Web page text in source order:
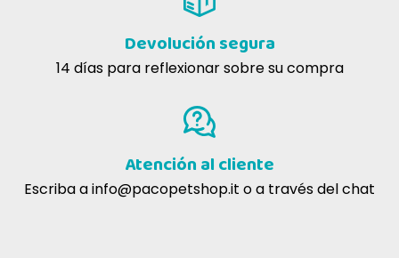
Devolución segura
14 días para reflexionar sobre su compra
Atención al cliente
Escriba ainfo@pacopetshop.it o a través del chat